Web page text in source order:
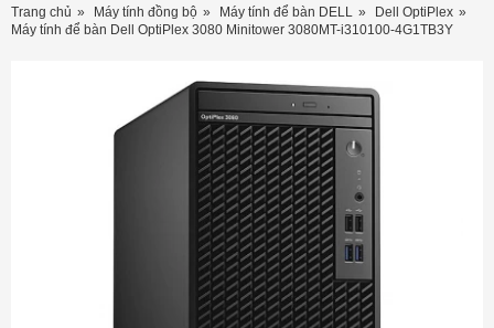
Trang chủ Máy tính đồng bộ Máy tính để bàn DELL
Dell OptiPlex
Máy tính để bàn Dell OptiPlex 3080 Minitower 3080MT-i310100-4G1TB3Y